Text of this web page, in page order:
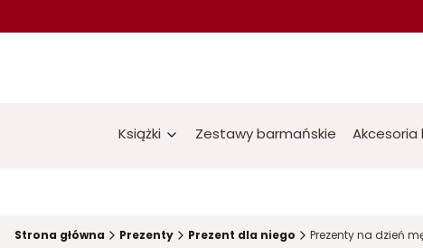
Książki Zestawy barmańskie Akcesoria
Strona główna Prezenty Prezent dla niego Prezenty na dzień